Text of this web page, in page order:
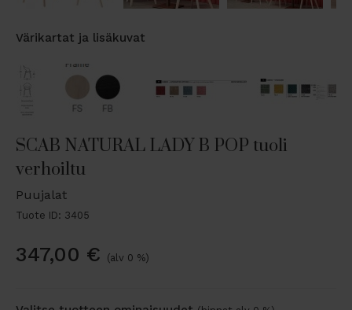
Värikartat ja lisäkuvat
SCAB NATURAL LADY B POP tuoli
verhoiltu
Puujalat
Tuote ID: 3405
347,00 € (alv 0 %)